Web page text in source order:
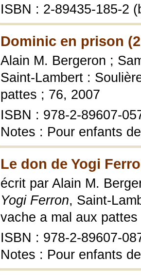
ISBN : 2-89435-185-2
Dominic en prison
Alain M. Bergeron ;
Saint-Lambert :
pattes ; 76, 2007
ISBN : 978-2-89607-
Notes : Pour enfants
Le don de Yogi
écrit par Alain M.
Yogi Ferron, Saint-
vache a mal aux
ISBN : 978-2-89607-
Notes : Pour enfants